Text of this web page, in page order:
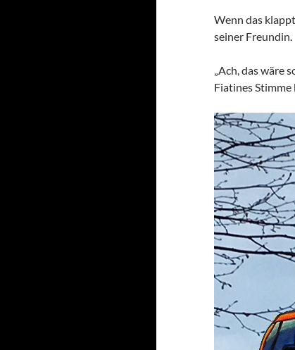
Wenn das
seiner Freundin.
„Ach, das wäre
Fiatines